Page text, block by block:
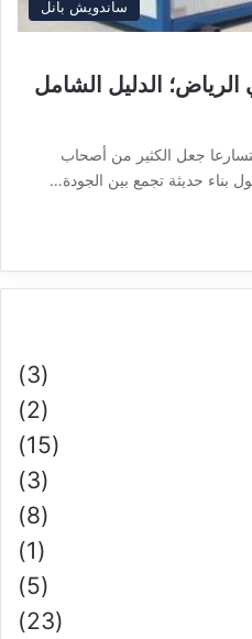
ساندويش بانل
الدليل الشامل
جعل الكثير من أصحاب
بناء حديثة تجمع بين الجودة…
(3)
(2)
(15)
(3)
(8)
(1)
(5)
(23)